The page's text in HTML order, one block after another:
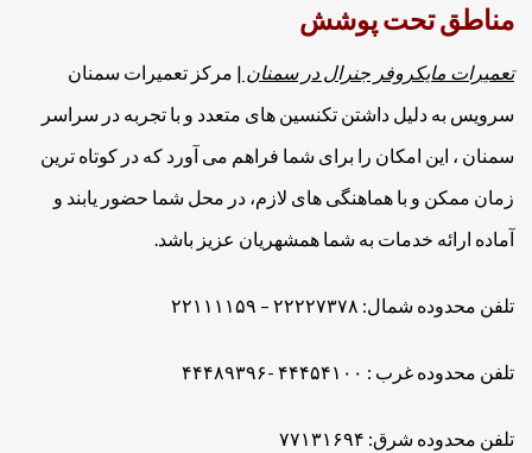
مناطق تحت پوشش
تعمیرات مایکروفر جنرال در سمنان | مرکز تعمیرات سمنان
سرویس به دلیل داشتن تکنسین های متعدد و با تجربه در سراسر
سمنان ، این امکان را برای شما فراهم می آورد که در کوتاه ترین
زمان ممکن و با هماهنگی های لازم، در محل شما حضور یابند و
آماده ارائه خدمات به شما همشهریان عزیز باشد.
تلفن محدوده شمال: ۲۲۲۲۷۳۷۸ – ۲۲۱۱۱۱۵۹
تلفن محدوده غرب : ۴۴۴۵۴۱۰۰ -۴۴۴۸۹۳۹۶
تلفن محدوده شرق: ۷۷۱۳۱۶۹۴